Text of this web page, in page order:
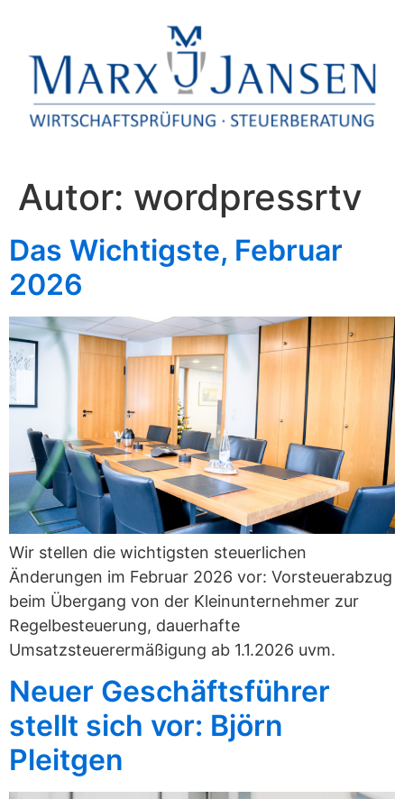
Autor: wordpressrtv
Das Wichtigste, Februar
2026
Wir stellen die wichtigsten steuerlichen
Änderungen im Februar 2026 vor: Vorsteuerabzug
beim Übergang von der Kleinunternehmer zur
Regelbesteuerung, dauerhafte
Umsatzsteuerermäßigung ab 1.1.2026 uvm.
Neuer Geschäftsführer
stellt sich vor: Björn
Pleitgen